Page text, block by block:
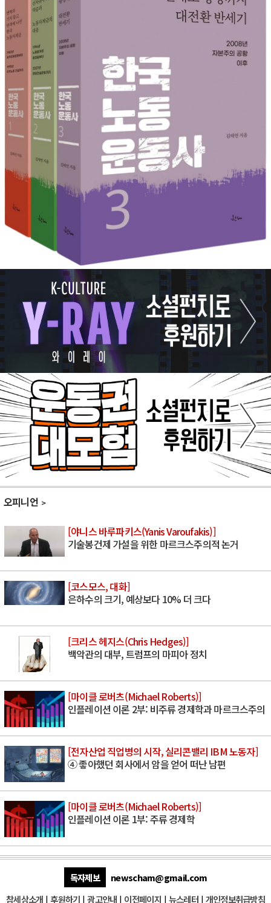
오피니언
[야니스 바루파키스(Yanis Varoufakis)]
기술봉건제 가설을 위한 마르크스주의적 논거
[코스모스, 대화]
은하수의 크기, 예상보다 10% 더 크다
[크리스 헤지스(Chris Hedges)]
백악관의 대부, 트럼프의 마피아 정치
[마이클 로버츠(Michael Roberts)]
인플레이션 이론 2부: 비주류 경제학과 마르크스주의
[전자산업 직업병의 시작, 실리콘밸리 IBM 노동자]
④ 좋아했던 회사에서 암을 얻어 떠난 남편
[마이클 로버츠(Michael Roberts)]
인플레이션 이론 1부: 주류 경제학
독자제보
newscham@gmail.com
참세상소개 | 후원하기 |광고안내 | 이전페이지 | 뉴스레터| 개인정보취급방침